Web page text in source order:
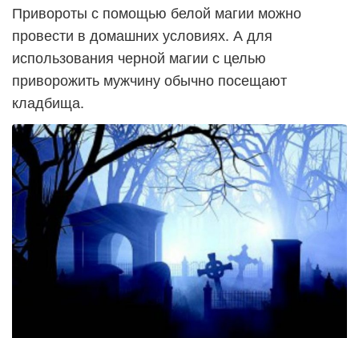
Привороты с помощью белой магии можно
провести в домашних условиях. А для
использования черной магии с целью
приворожить мужчину обычно посещают
кладбища.